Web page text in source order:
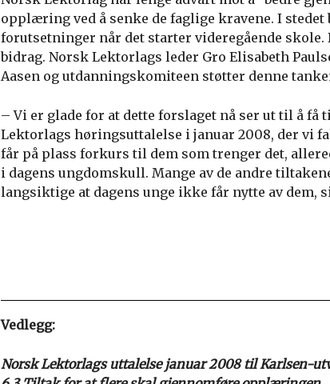
opplæring ved å senke de faglige kravene. I
forutsetninger når det starter videregående
bidrag. Norsk Lektorlags leder Gro Elisabeth
Aasen og utdanningskomiteen støtter denne
– Vi er glade for at dette forslaget nå ser ut til å
Lektorlags høringsuttalelse i januar 2008, der vi
får på plass forkurs til dem som trenger det,
i dagens ungdomskull. Mange av de andre
langsiktige at dagens unge ikke får nytte av dem,
Vedlegg:
Norsk Lektorlags uttalelse januar 2008 til Karlsen-